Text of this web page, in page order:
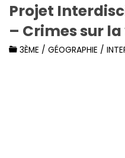
Projet
– Crimes sur
3ÈME / GÉOGRAPHIE /